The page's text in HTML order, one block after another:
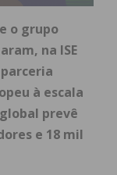
o grupo
na ISE
à escala
prevê
e 18 mil